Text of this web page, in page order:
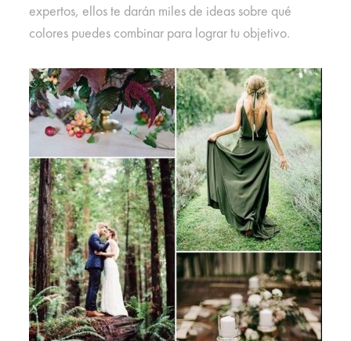
expertos, ellos te darán miles de ideas sobre qué
colores puedes combinar para lograr tu objetivo.